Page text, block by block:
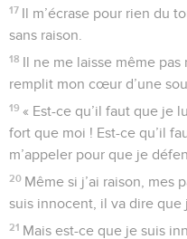
17 Il m’écrase pour rien du
sans raison.
18 Il ne me laisse même
remplit mon cœur d’une
19 « Est-ce qu’il faut que je
fort que moi ! Est-ce qu’il
m’appeler pour que je
20 Même si j’ai raison, mes
suis innocent, il va dire que
21 Mais est-ce que je suis